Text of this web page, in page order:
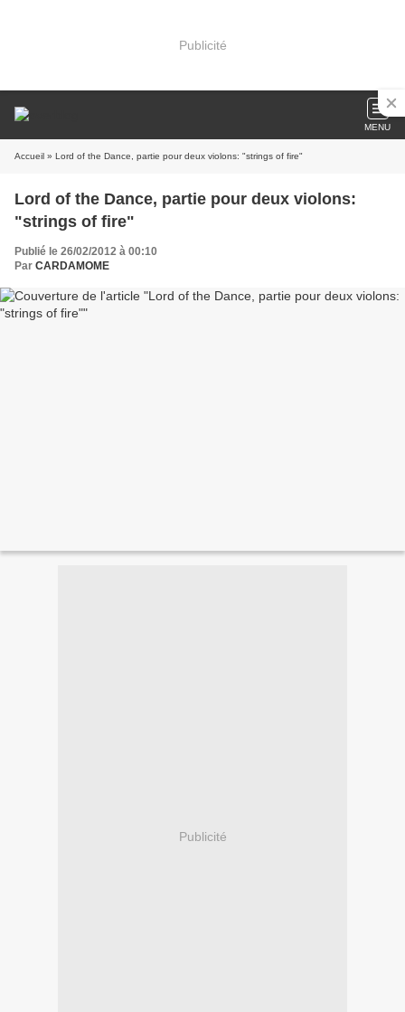
Publicité
MENU
Accueil » Lord of the Dance, partie pour deux violons: "strings of fire"
Lord of the Dance, partie pour deux violons:
"strings of fire"
Publié le 26/02/2012 à 00:10
Par CARDAMOME
Publicité